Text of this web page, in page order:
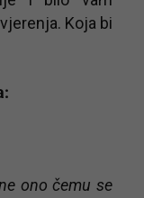
Koja bi
ono čemu se